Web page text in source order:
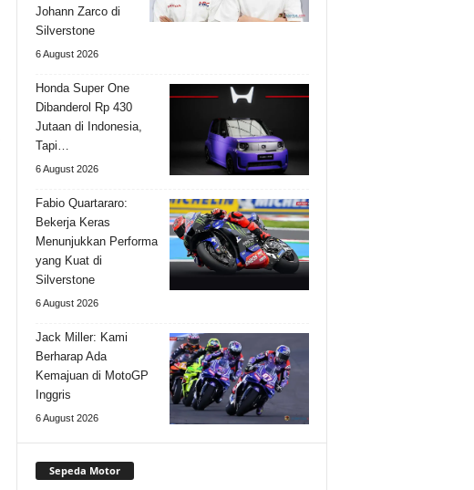
Johann Zarco di
Silverstone
6 August 2026
Honda Super One
Dibanderol Rp 430
Jutaan di Indonesia,
Tapi…
6 August 2026
Fabio Quartararo:
Bekerja Keras
Menunjukkan Performa
yang Kuat di
Silverstone
6 August 2026
Jack Miller: Kami
Berharap Ada
Kemajuan di MotoGP
Inggris
6 August 2026
Sepeda Motor